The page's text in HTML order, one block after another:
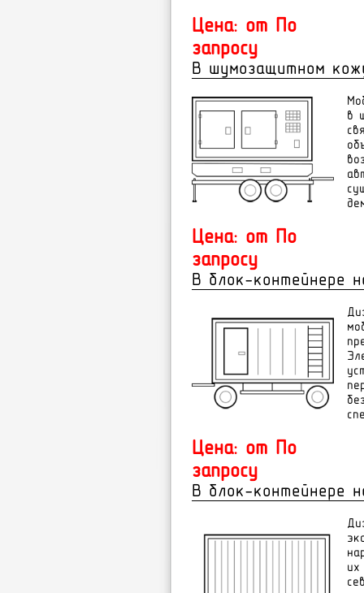
Цена: от По
запросу
В шумозащитном
в
Цена: от По
запросу
В блок-контейнере
Цена: от По
запросу
В блок-контейнере